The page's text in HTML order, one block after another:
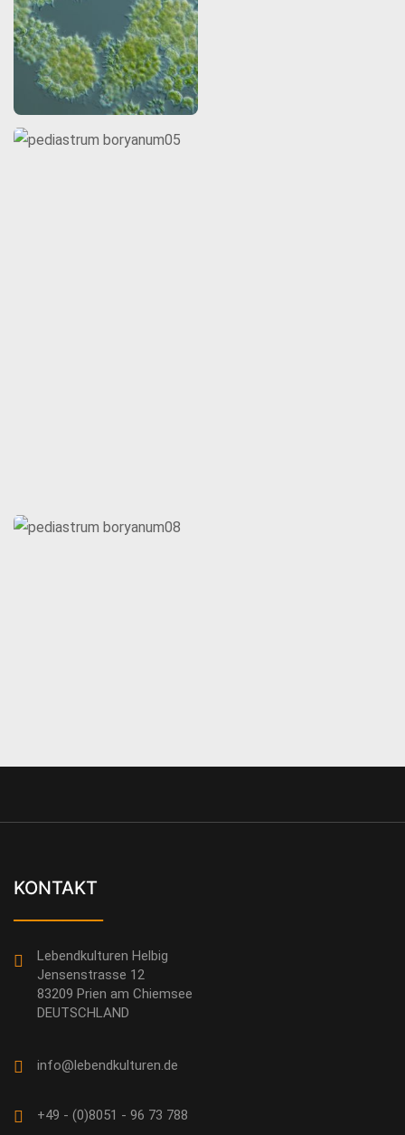
KONTAKT
Lebendkulturen Helbig
Jensenstrasse 12
83209 Prien am Chiemsee
DEUTSCHLAND
info@lebendkulturen.de
+49 - (0)8051 - 96 73 788